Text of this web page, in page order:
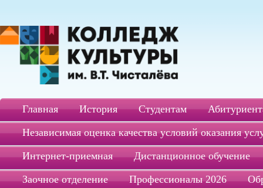
Главная История Студентам
Независимая оценка качества условий оказания
Интернет-приемная
Дистанционное обучение
Заочное отделение
Профессионалы 2026